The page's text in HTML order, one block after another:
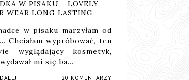
W PISAKU - LOVELY -
WEAR LONG LASTING
w pisaku marzyłam od
Chciałam wypróbować, ten
wyglądający kosmetyk,
mi się ba…
20 KOMENTARZY